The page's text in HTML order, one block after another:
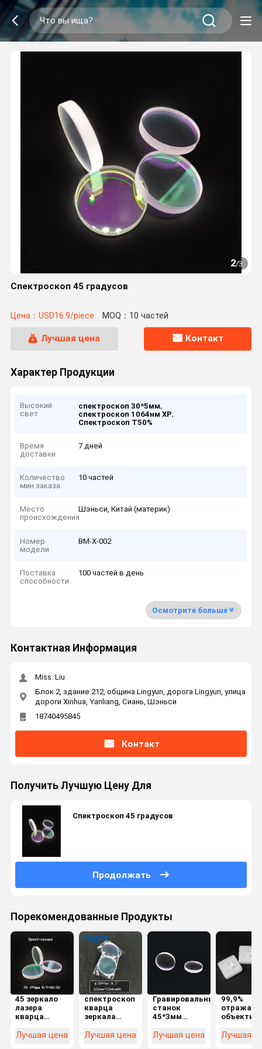
2/3
Спектроскоп 45 градусов
Цена：USD16.9/piece MOQ：10 частей
Лучшая цена Контакт
Характер Продукции
Высокий
свет
спектроскоп 30*5мм,
спектроскоп 1064нм ХР,
Спектроскоп Т50%
Время
доставки
7 дней
Количество
мин заказа
10 частей
Место
происхождения
Шэньси, Китай (материк)
Номер
модели
ВМ-Х-002
Поставка
способности
100 частей в день
Осмотрите больше
Контактная Информация
Miss. Liu
Блок 2, здание 212, община Lingyun, дорога Lingyun, улица
дороги Xinhua, Yanliang, Сиань, Шэньси
18740495845
Контакт
Получить Лучшую Цену Для
Спектроскоп 45 градусов
Продолжать
Порекомендованные Продукты
45 зеркало
лазера
кварца
степени
Лучшая цена
спектроскоп
кварца
зеркала
1064nmAR
Лучшая цена
Гравировальный
станок
45*3мм
лазера 40/20
Лучшая цена
99,9%
объектив
40*3мм Х-
Лучшая